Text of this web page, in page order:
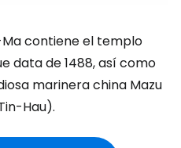
contiene el templo
data de 1488, así como
marinera china Mazu
Hau).